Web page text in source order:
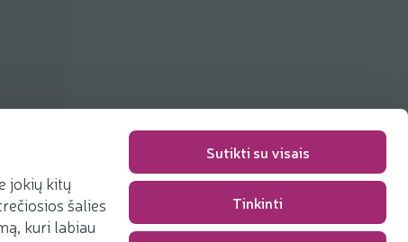
jokių kitų
šalies
kuri labiau
Sutikti su visais
Tinkinti
Pakavimo mokestis 0,00 €